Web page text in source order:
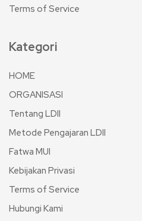
Terms of Service
Kategori
HOME
ORGANISASI
Tentang LDII
Metode Pengajaran LDII
Fatwa MUI
Kebijakan Privasi
Terms of Service
Hubungi Kami